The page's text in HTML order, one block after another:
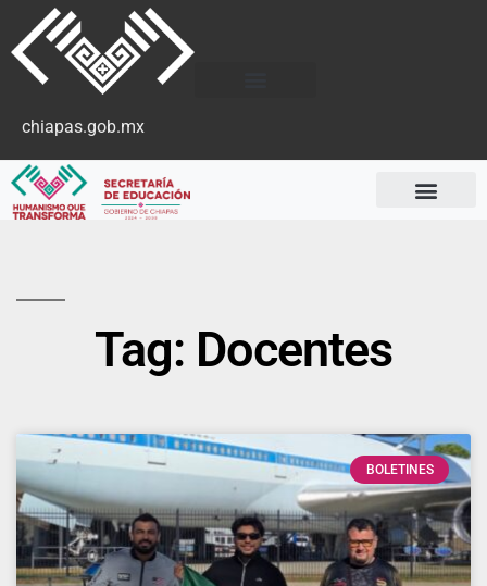
chiapas.gob.mx
Tag: Docentes
BOLETINES